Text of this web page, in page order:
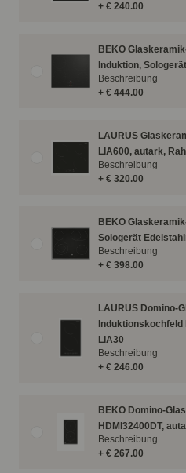
+ € 240.00
BEKO
Induktion,
+ € 444.00
Beschreibung
LAURUS
LIA600, autark,
+ € 320.00
Beschreibung
BEKO
Sologerät
+ € 398.00
Beschreibung
LAURUS Domino-
LIA30
+ € 246.00
Beschreibung
BEKO Domino-
HDMI32400DT,
+ € 267.00
Beschreibung